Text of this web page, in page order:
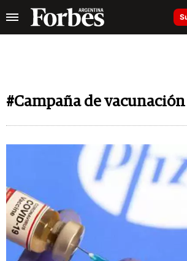
#Campaña de vacunación